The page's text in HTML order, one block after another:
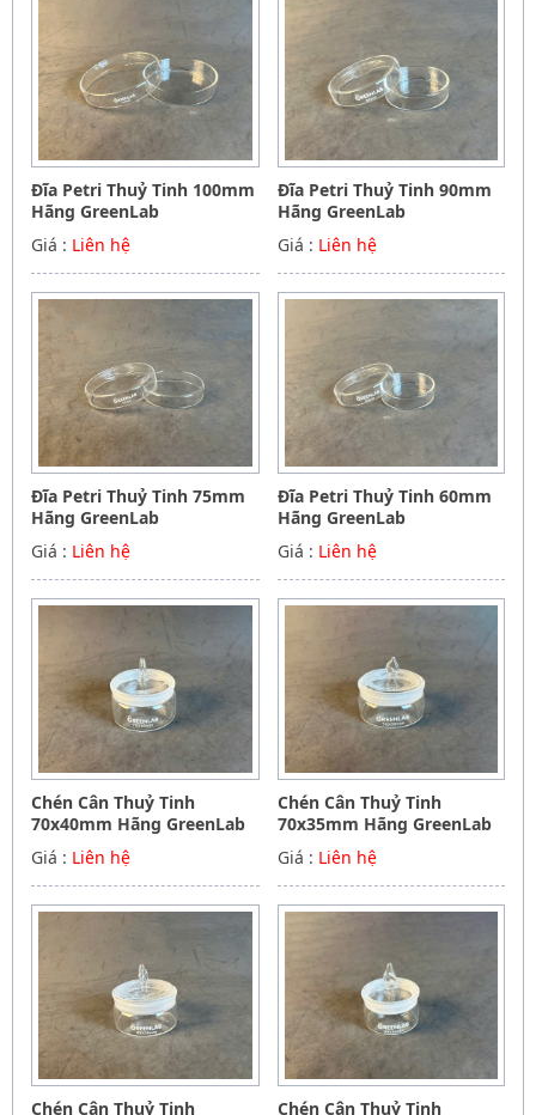
Đĩa Petri Thuỷ Tinh 100mm
Hãng GreenLab
Giá : Liên hệ
Đĩa Petri Thuỷ Tinh 90mm
Hãng GreenLab
Giá : Liên hệ
Đĩa Petri Thuỷ Tinh 75mm
Hãng GreenLab
Giá : Liên hệ
Đĩa Petri Thuỷ Tinh 60mm
Hãng GreenLab
Giá : Liên hệ
Chén Cân Thuỷ Tinh
70x40mm Hãng GreenLab
Giá : Liên hệ
Chén Cân Thuỷ Tinh
70x35mm Hãng GreenLab
Giá : Liên hệ
Chén Cân Thuỷ Tinh Chén Cân Thuỷ Tinh